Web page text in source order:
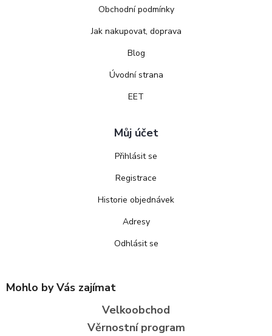
Obchodní podmínky
Jak nakupovat, doprava
Blog
Úvodní strana
EET
Můj účet
Přihlásit se
Registrace
Historie objednávek
Adresy
Odhlásit se
Mohlo by Vás zajímat
Velkoobchod
Věrnostní program